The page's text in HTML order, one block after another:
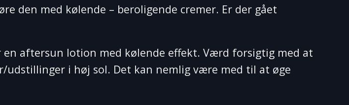
den med kølende – beroligende cremer. Er der gået
aftersun lotion med kølende effekt. Værd forsigtig med at
i høj sol. Det kan nemlig være med til at øge